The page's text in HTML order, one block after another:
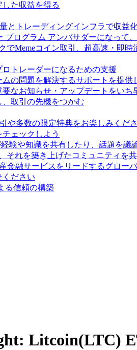
た収益を得る
とトレーディングインフラで収益化
プログラム アンバサダーになって
でMemeコイン取引、超高速・即時
トレーダーになるための支援
ムの問題を解決するサポートを提供
要なお知らせ・アップデートをいち
取引の先機をつかむ
や多数の限定特典をお楽しみくださ
ェックしよう
験や知識を共有したり、話題を議
それを築き上げたコミュニティを共
金融サービスをリードするグロー
ください
る信頼の構築
Litcoin(LTC)